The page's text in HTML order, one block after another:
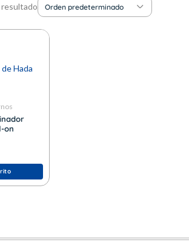
Orden predeterminado
on